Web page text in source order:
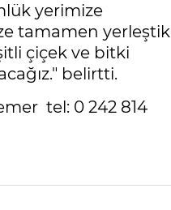
yerimize
tamamen yerleştik
çiçek ve bitki
belirtti.
tel: 0 242 814